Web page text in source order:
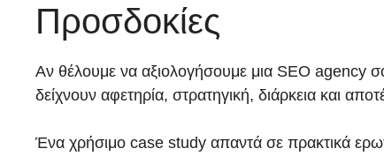
Προσδοκίες
Αν θέλουμε να αξιολογήσουμε μια SEO agency
δείχνουν αφετηρία, στρατηγική, διάρκεια και
Ένα χρήσιμο case study απαντά σε πρακτικά